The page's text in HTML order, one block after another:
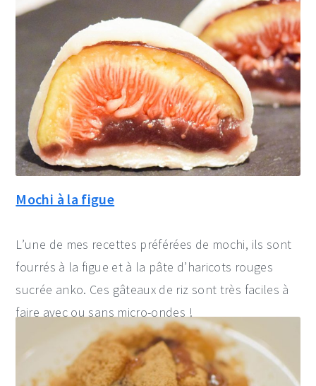
Mochi à la figue
L’une de mes recettes préférées de mochi, ils sont
fourrés à la figue et à la pâte d’haricots rouges
sucrée anko. Ces gâteaux de riz sont très faciles à
faire avec ou sans micro-ondes !